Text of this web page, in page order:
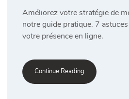
Améliorez votre stratégie de
notre guide pratique. 7
votre présence en ligne.
Continue Reading